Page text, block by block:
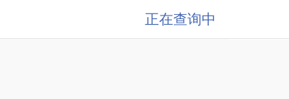
正在查询中